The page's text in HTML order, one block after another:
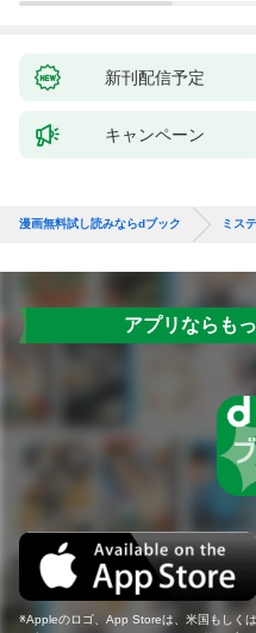
新刊配信予定
キャンペーン
漫画無料試し読みならdブック ミス
アプリならも
Appleのロゴ、App Storeは、米国もしく